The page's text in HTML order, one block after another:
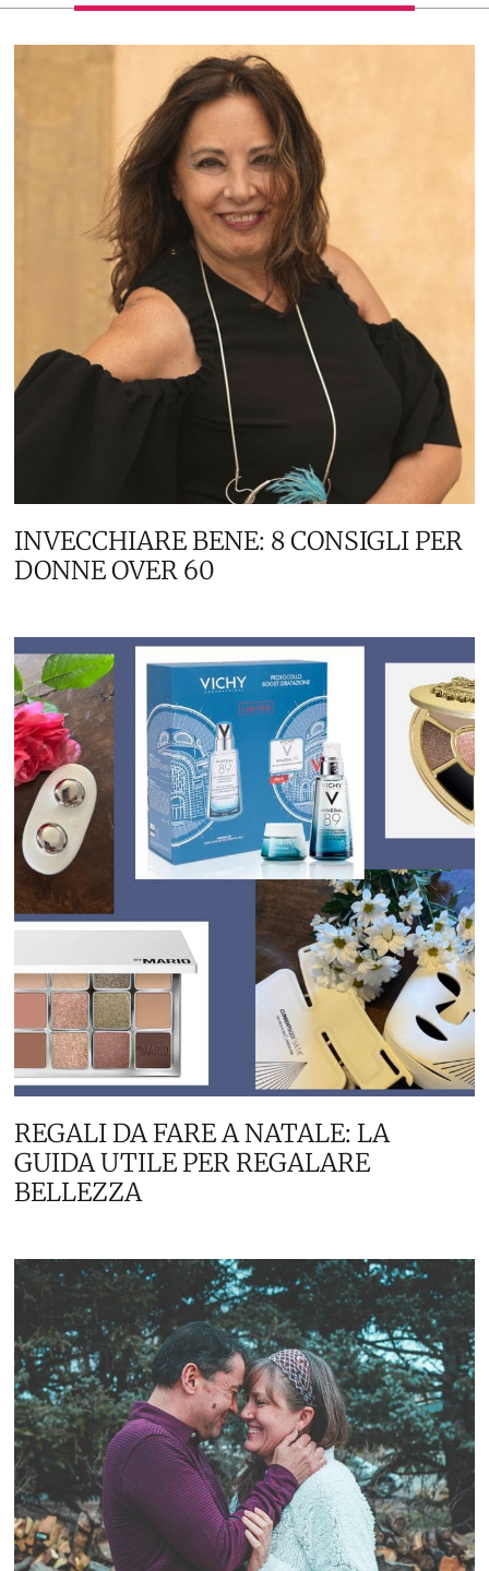
INVECCHIARE BENE: 8 CONSIGLI PER
DONNE OVER 60
REGALI DA FARE A NATALE: LA
GUIDA UTILE PER REGALARE
BELLEZZA